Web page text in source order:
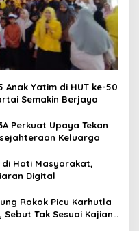
Anak Yatim di HUT ke-50
Semakin Berjaya
Perkuat Upaya Tekan
Keluarga
di Hati Masyarakat,
Digital
Rokok Picu Karhutla
Tak Sesuai Kajian